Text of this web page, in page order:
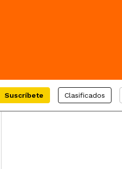
Suscríbete Clasificados